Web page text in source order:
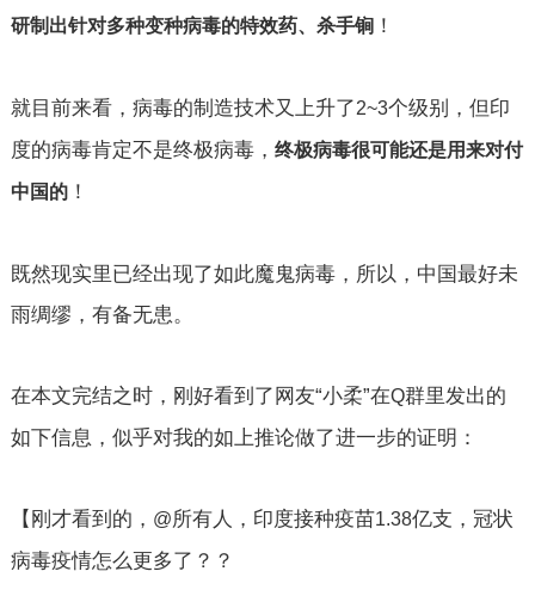
研制出针对多种变种病毒的特效药、杀手锏！
就目前来看，病毒的制造技术又上升了2~3个级别，但印
度的病毒肯定不是终极病毒， 终极病毒很可能还是用来对付
中国的！
既然现实里已经出现了如此魔鬼病毒，所以，中国最好未
雨绸缪，有备无患。
在本文完结之时，刚好看到了网友“小柔”在Q群里发出的
如下信息，似乎对我的如上推论做了进一步的证明：
【刚才看到的， @所有人，印度接种疫苗1.38亿支，冠状
病毒疫情怎么更多了？？